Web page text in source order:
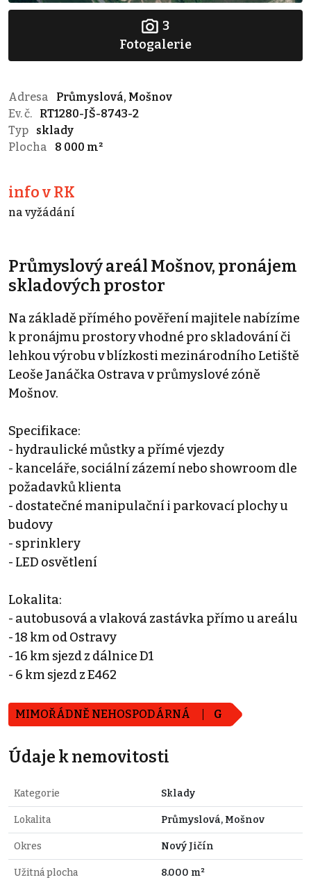
3
Fotogalerie
Adresa
Průmyslová, Mošnov
Ev. č.
RT1280-JŠ-8743-2
Typ
sklady
Plocha
8 000 m²
info v RK
na vyžádání
Průmyslový areál Mošnov, pronájem
skladových prostor
Na základě přímého pověření majitele nabízíme
k pronájmu prostory vhodné pro skladování či
lehkou výrobu v blízkosti mezinárodního Letiště
Leoše Janáčka Ostrava v průmyslové zóně
Mošnov.
Specifikace:
- hydraulické můstky a přímé vjezdy
- kanceláře, sociální zázemí nebo showroom dle
požadavků klienta
- dostatečné manipulační i parkovací plochy u
budovy
- sprinklery
- LED osvětlení
Lokalita:
- autobusová a vlaková zastávka přímo u areálu
- 18 km od Ostravy
- 16 km sjezd z dálnice D1
- 6 km sjezd z E462
MIMOŘÁDNĚ NEHOSPODÁRNÁ G
Údaje k nemovitosti
Kategorie Sklady
Lokalita Průmyslová, Mošnov
Okres Nový Jičín
Užitná plocha 8.000 m²